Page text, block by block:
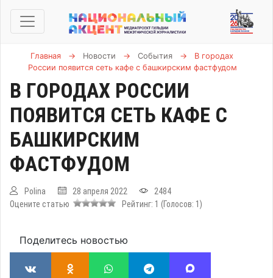
Главная → Новости → События →
В городах
России появится сеть кафе с башкирским фастфудом
В ГОРОДАХ РОССИИ
ПОЯВИТСЯ СЕТЬ КАФЕ С
БАШКИРСКИМ
ФАСТФУДОМ
Polina 28 апреля 2022
2484
Оцените статью
Рейтинг: 1 (Голосов: 1 )
Поделитесь новостью